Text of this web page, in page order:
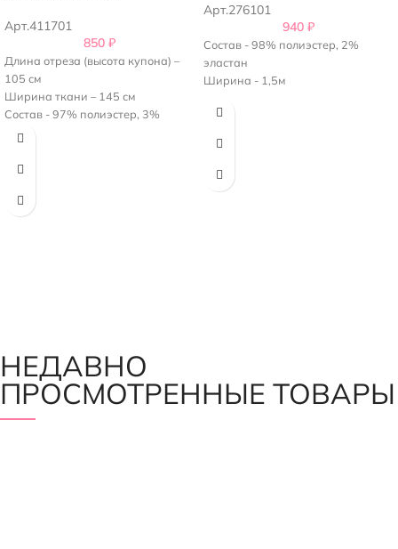
Арт.411701
850 ₽
Длина отреза (высота купона) –
105 см
Ширина ткани – 145 см
Состав - 97% полиэстер, 3%
эластан
Арт.276101
940 ₽
Состав - 98% полиэстер, 2%
эластан
Ширина - 1,5м
НЕДАВНО
ПРОСМОТРЕННЫЕ ТОВАРЫ